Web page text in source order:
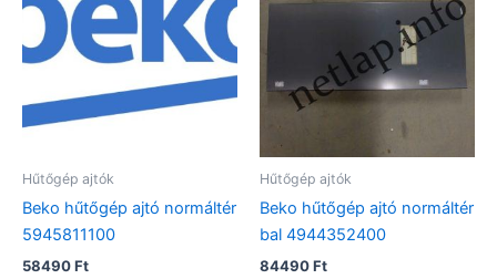
Hűtőgép ajtók
Beko hűtőgép ajtó normáltér
5945811100
58490Ft
Hűtőgép ajtók
Beko hűtőgép ajtó normáltér
bal 4944352400
84490Ft